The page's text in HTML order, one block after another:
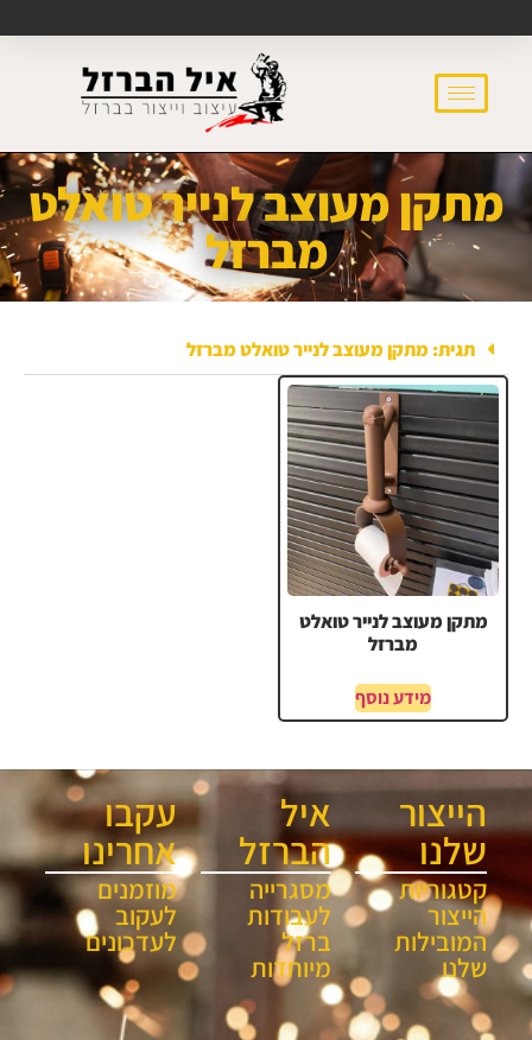
מתקן מעוצב לנייר טואלט
מברזל
תגית: מתקן מעוצב לנייר טואלט מברזל
מתקן מעוצב לנייר טואלט
מברזל
מידע נוסף
הייצור
שלנו
קטגוריות
הייצור
המובילות
שלנו
איל
הברזל
מסגרייה
לעבודות
ברזל
מיוחדות
עקבו
אחרינו
מוזמנים
לעקוב
לעדכונים